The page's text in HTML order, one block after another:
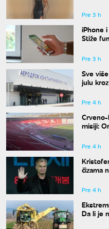
Pre 3 h
iPhone
Stiže
Pre 3 h
Sve
julu
Pre 4 h
misiji:
Pre 4 h
čizama
Pre 4 h
Da li je